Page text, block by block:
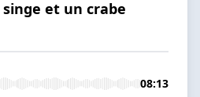
singe et un crabe
08:13